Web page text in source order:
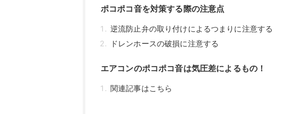
ポコポコ音を対策する際の注意点
逆流防止弁の取り付けによるつまりに注意する
ドレンホースの破損に注意する
エアコンのポコポコ音は気圧差によるもの！
関連記事はこちら